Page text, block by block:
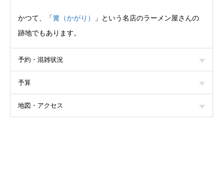
かつて、「篝（かがり）
」という名店のラーメン屋さんの
跡地でもあります。
予約・混雑状況
予算
地図・アクセス